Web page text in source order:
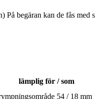
På begäran kan de fås
lämplig för / som
54 / 18 mm